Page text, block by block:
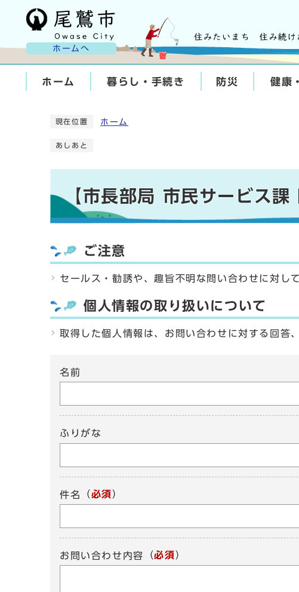
ホームへ
ホーム 暮らし・手続き 防災 健康
現在位置 ホーム
あしあと
【市長部局 市民サービス課
ご注意
セールス・勧誘や、趣旨不明な問い合わせに対し
個人情報の取り扱いについて
取得した個人情報は、お問い合わせに対する回答
名前
ふりがな
件名 （必須）
お問い合わせ内容 （必須）